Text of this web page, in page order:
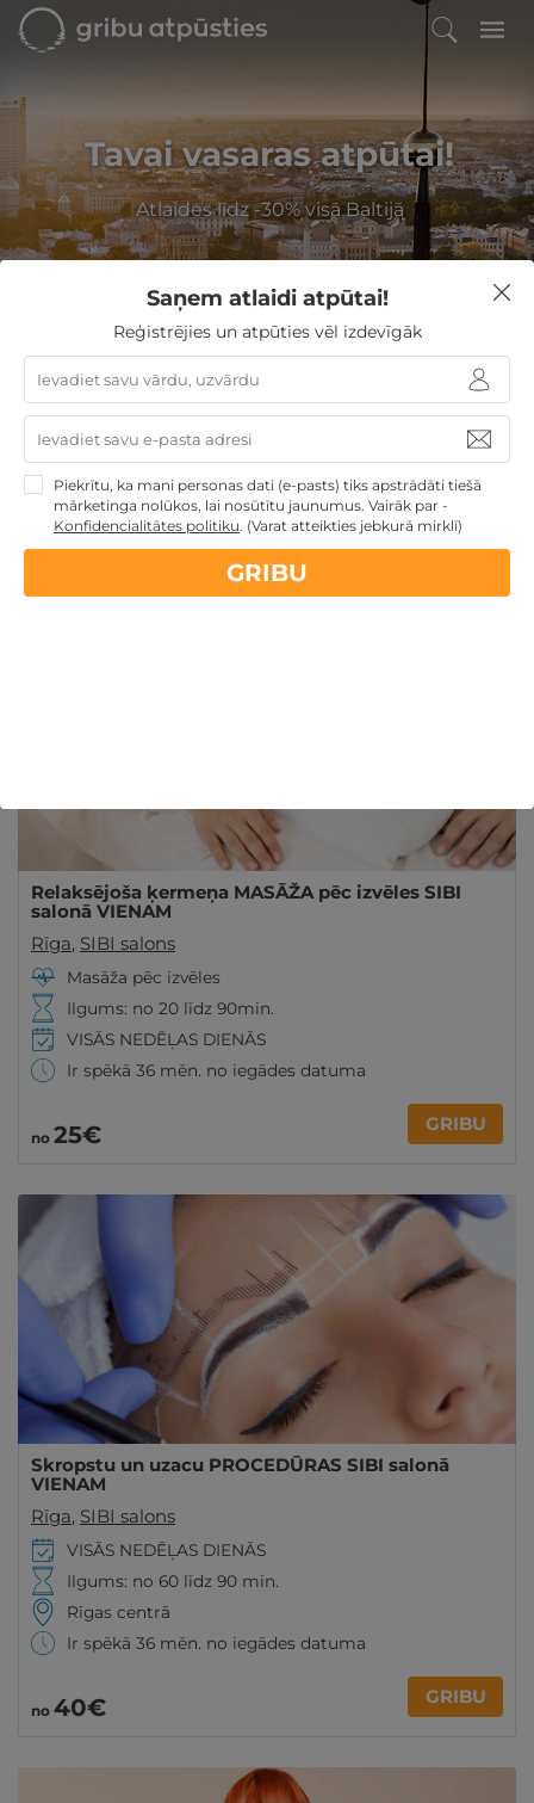
Tavai vasaras atpūtai!
Atlaides līdz -30% visā Baltijā
Filtrēt
GribuAtpusties » Latvija » Viesnīcas Rīgā » SIBI salons
SIBI salons
Rīga
Mazināt dienas spriedzi un atjaunot spēkus pašā
Rīgas centrā palīdzēs atslābinošas ķermeņa
masāžas ar salonā "SIBI".
Relaksējoša ķermeņa MASĀŽA pēc izvēles SIBI
salonā VIENAM
Rīga, SIBI salons
Masāža pēc izvēles
Ilgums: no 20 līdz 90min.
VISĀS NEDĒĻAS DIENĀS
Ir spēkā 36 mēn. no iegādes datuma
no 25€ GRIBU
Skropstu un uzacu PROCEDŪRAS SIBI salonā
VIENAM
Rīga, SIBI salons
VISĀS NEDĒĻAS DIENĀS
Ilgums: no 60 līdz 90 min.
Rīgas centrā
Ir spēkā 36 mēn. no iegādes datuma
no 40€ GRIBU
Saņem atlaidi atpūtai!
Reģistrējies un atpūties vēl izdevīgāk
Piekrītu, ka mani personas dati (e-pasts) tiks apstrādāti tiešā
mārketinga nolūkos, lai nosūtītu jaunumus. Vairāk par -
Konfidencialitātes politiku. (Varat atteikties jebkurā mirklī)
GRIBU